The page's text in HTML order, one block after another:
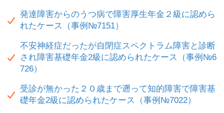
発達障害からのうつ病で障害厚生年金２級に認めら
れたケース（事例№7151）
不安神経症だったが自閉症スペクトラム障害と診断
され障害基礎年金2級に認められたケース（事例№6
726）
受診が無かった２０歳まで遡って知的障害で障害基
礎年金2級に認められたケース（事例№7022）